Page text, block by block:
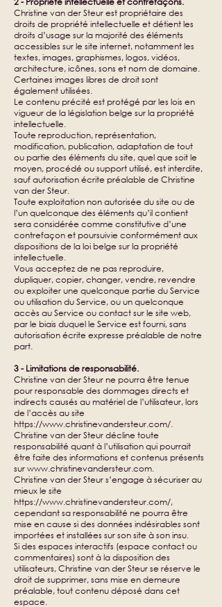
Christine van der Steur est propriétaire des
droits de propriété intellectuelle et détient les
droits d’usage sur la majorité des éléments
accessibles sur le site internet, notamment les
textes, images, graphismes, logos, vidéos,
architecture, icônes, sons et nom de domaine.
Certaines images libres de droit sont
également utilisées.
Le contenu précité est protégé par les lois en
vigueur de la législation belge sur la propriété
intellectuelle.
Toute reproduction, représentation,
modification, publication, adaptation de tout
ou partie des éléments du site, quel que soit le
moyen, procédé ou support utilisé, est interdite,
sauf autorisation écrite préalable de Christine
van der Steur.
Toute exploitation non autorisée du site ou de
l’un quelconque des éléments qu’il contient
sera considérée comme constitutive d’une
contrefaçon et poursuivie conformément aux
dispositions de la loi belge sur la propriété
intellectuelle.
Vous acceptez de ne pas reproduire,
dupliquer, copier, changer, vendre, revendre
ou exploiter une quelconque partie du Service
ou utilisation du Service, ou un quelconque
accès au Service ou contact sur le site web,
par le biais duquel le Service est fourni, sans
autorisation écrite expresse préalable de notre
part.
3 - Limitations de responsabilité.
Christine van der Steur ne pourra être tenue
pour responsable des dommages directs et
indirects causés au matériel de l’utilisateur, lors
de l’accès au site
https://www.christinevandersteur.com/.
Christine van der Steur décline toute
responsabilité quant à l’utilisation qui pourrait
être faite des informations et contenus présents
surwww.christinevandersteur.com.
Christine van der Steur s’engage à sécuriser au
mieux le site
https://www.christinevandersteur.com/,
cependant sa responsabilité ne pourra être
mise en cause si des données indésirables sont
importées et installées sur son site à son insu.
Si des espaces interactifs (espace contact ou
commentaires) sont à la disposition des
utilisateurs, Christine van der Steur se réserve le
droit de supprimer, sans mise en demeure
préalable, tout contenu déposé dans cet
espace.